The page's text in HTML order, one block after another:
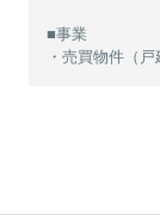
■事業
・売買物件（